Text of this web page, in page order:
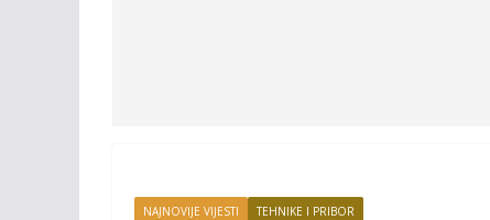
NAJNOVIJE VIJESTI TEHNIKE I PRIBOR